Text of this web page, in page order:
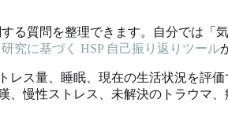
る質問を整理できます。自分では「
研究に基づく HSP 自己振り返りツール
ス量、睡眠、現在の生活状況を評
慢性ストレス、未解決のトラウマ